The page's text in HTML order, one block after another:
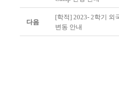
다음
[학적] 2023- 2학기 외
변동 안내